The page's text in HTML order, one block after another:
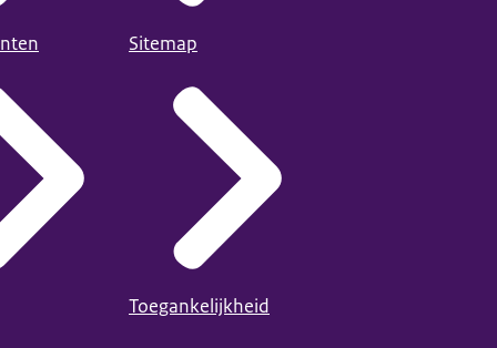
Sitemap
Toegankelijkheid